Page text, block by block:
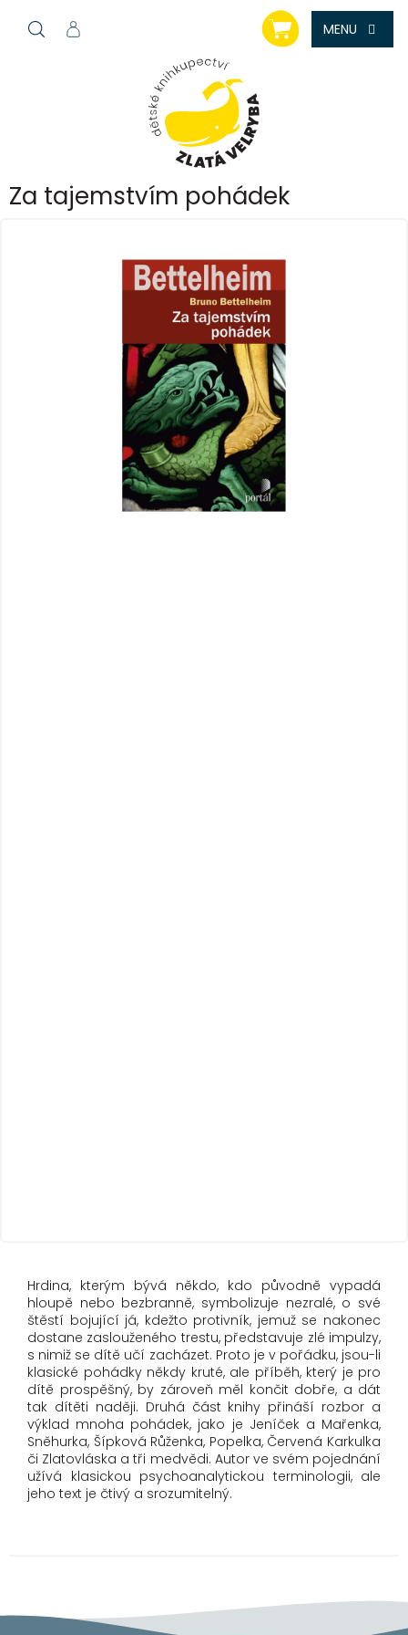
NÁKUPNÍ
KOŠÍK
Za tajemstvím pohádek
Hrdina, kterým bývá někdo, kdo původně vypadá
hloupě nebo bezbranně, symbolizuje nezralé, o své
štěstí bojující já, kdežto protivník, jemuž se nakonec
dostane zaslouženého trestu, představuje zlé impulzy,
s nimiž se dítě učí zacházet. Proto je v pořádku, jsou-li
klasické pohádky někdy kruté, ale příběh, který je pro
dítě prospěšný, by zároveň měl končit dobře, a dát
tak dítěti naději. Druhá část knihy přináší rozbor a
výklad mnoha pohádek, jako je Jeníček a Mařenka,
Sněhurka, Šípková Růženka, Popelka, Červená Karkulka
či Zlatovláska a tři medvědi. Autor ve svém pojednání
užívá klasickou psychoanalytickou terminologii, ale
jeho text je čtivý a srozumitelný.